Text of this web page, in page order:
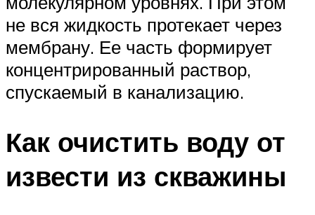
не вся жидкость протекает через
мембрану. Ее часть формирует
концентрированный раствор,
спускаемый в канализацию.
Как очистить воду от
извести из скважины